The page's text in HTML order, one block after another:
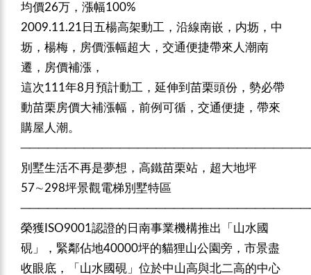
均價26万，漲幅100%
2009.11.21日五楊高架動工，沿線南嵌，内坜，中
坜，楊梅，房價漲幅超大，交通便捷帶來人潮南
遷，房價補漲，
這次111年8月預計動工，延伸到苗栗頭份，勢必帶
動苗栗房價大補漲幅， 前例可循，交通便捷，帶來
購屋人潮。
別墅生活不再是夢想，高鐵苗栗站，超大地坪
57∼298坪景觀電梯別墅特區
榮獲ISO9001認證的日南事業機構推出「 山水國
硯 」，緊鄰佔地40000坪的貓狸山公園旁，市景盡
收眼底，「山水國硯」位於中山高與北二高的中心